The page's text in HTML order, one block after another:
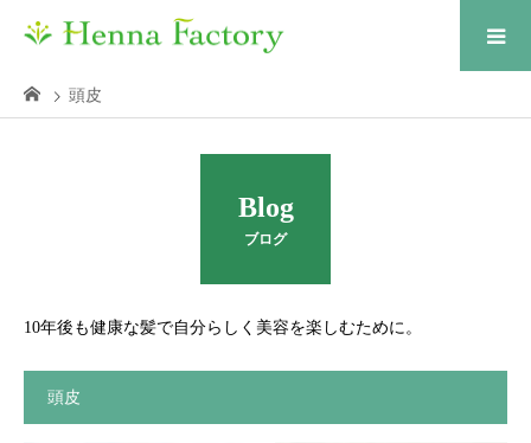
頭皮
Blog
ブログ
10年後も健康な髪で自分らしく美容を楽しむために。
頭皮